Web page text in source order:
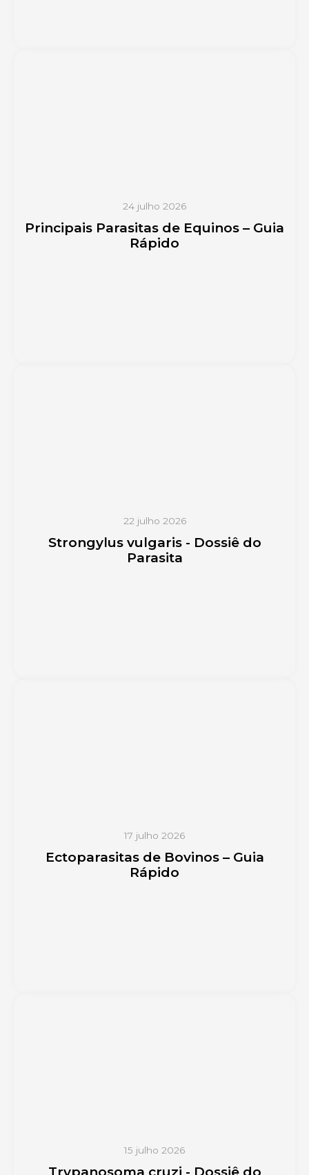
24 julho 2026
Principais Parasitas de Equinos – Guia
Rápido
22 julho 2026
Strongylus vulgaris - Dossiê do
Parasita
17 julho 2026
Ectoparasitas de Bovinos – Guia
Rápido
15 julho 2026
Trypanosoma cruzi - Dossiê do